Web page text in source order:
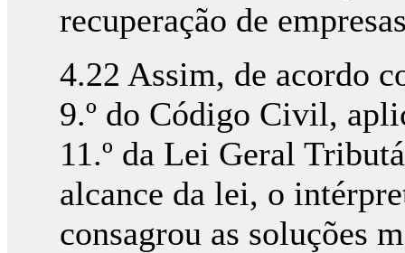
recuperação de
4.22 Assim, de acordo
9.º do Código Civil,
11.º da Lei Geral
alcance da lei, o
consagrou as soluções